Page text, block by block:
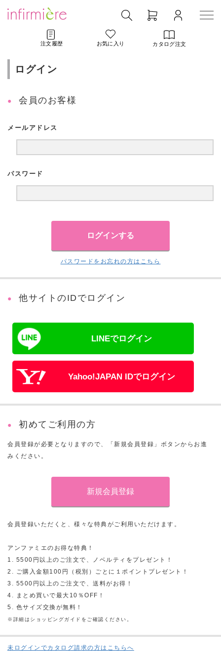
注文履歴 お気に入り カタログ注文
ログイン
会員のお客様
メールアドレス
パスワード
パスワードをお忘れの方はこちら
他サイトのIDでログイン
LINEでログイン
Yahoo!JAPAN IDでログイン
初めてご利用の方
会員登録が必要となりますので、「新規会員登録」ボタンからお進
みください。
会員登録いただくと、様々な特典がご利用いただけます。
アンファミエのお得な特典！
1. 5500円以上のご注文で、ノベルティをプレゼント！
2. ご購入金額100円（税別）ごとに１ポイントプレゼント！
3. 5500円以上のご注文で、送料がお得！
4. まとめ買いで最大10％OFF！
5. 色サイズ交換が無料！
※詳細はショッピングガイドをご確認ください。
未ログインでカタログ請求の方はこちらへ